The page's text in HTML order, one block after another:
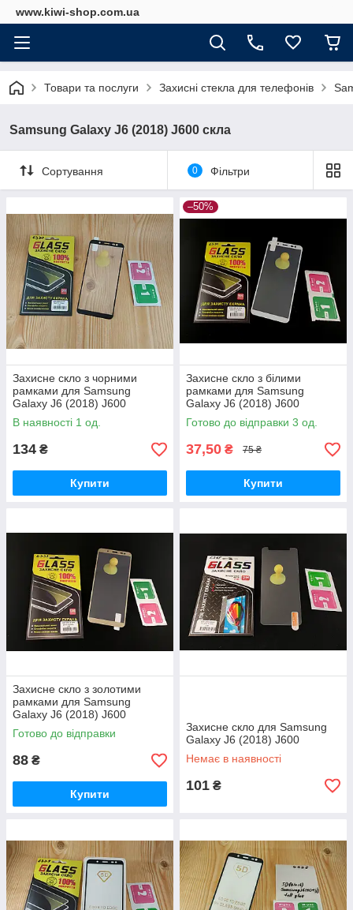
www.kiwi-shop.com.ua
Товари та послуги Захисні стекла для телефонів
Samsung Galaxy J6 (2018) J600 скла
Сортування 0 Фільтри
Захисне скло з чорними
рамками для Samsung
Galaxy J6 (2018) J600
повноекранне
В наявності 1 од.
134 ₴
Купити
–50%
Захисне скло з білими
рамками для Samsung
Galaxy J6 (2018) J600
повноекранне
Готово до відправки 3 од.
37,50 ₴ 75 ₴
Купити
Захисне скло з золотими
рамками для Samsung
Galaxy J6 (2018) J600
повноекранна
Готово до відправки
88 ₴
Купити
Захисне скло для Samsung
Galaxy J6 (2018) J600
Немає в наявності
101 ₴